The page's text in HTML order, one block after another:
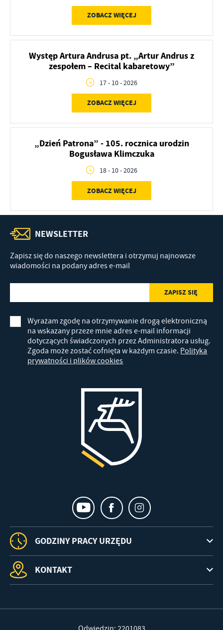
ZOBACZ WIĘCEJ
Występ Artura Andrusa pt. „Artur Andrus z
zespołem – Recital kabaretowy”
17 - 10 - 2026
ZOBACZ WIĘCEJ
„Dzień Patrona” - 105. rocznica urodzin
Bogusława Klimczuka
18 - 10 - 2026
ZOBACZ WIĘCEJ
NEWSLETTER
Zapisz się do naszego newslettera i otrzymuj najnowsze
wiadomości na podany adres e-mail
Wyrażam zgodę na otrzymywanie drogą elektroniczną
na wskazany przeze mnie adres e-mail informacji
dotyczących świadczonych przez Administratora usług.
Zgoda może zostać cofnięta w każdym czasie. Polityka
prywatności i plików cookies
GODZINY PRACY URZĘDU
KONTAKT